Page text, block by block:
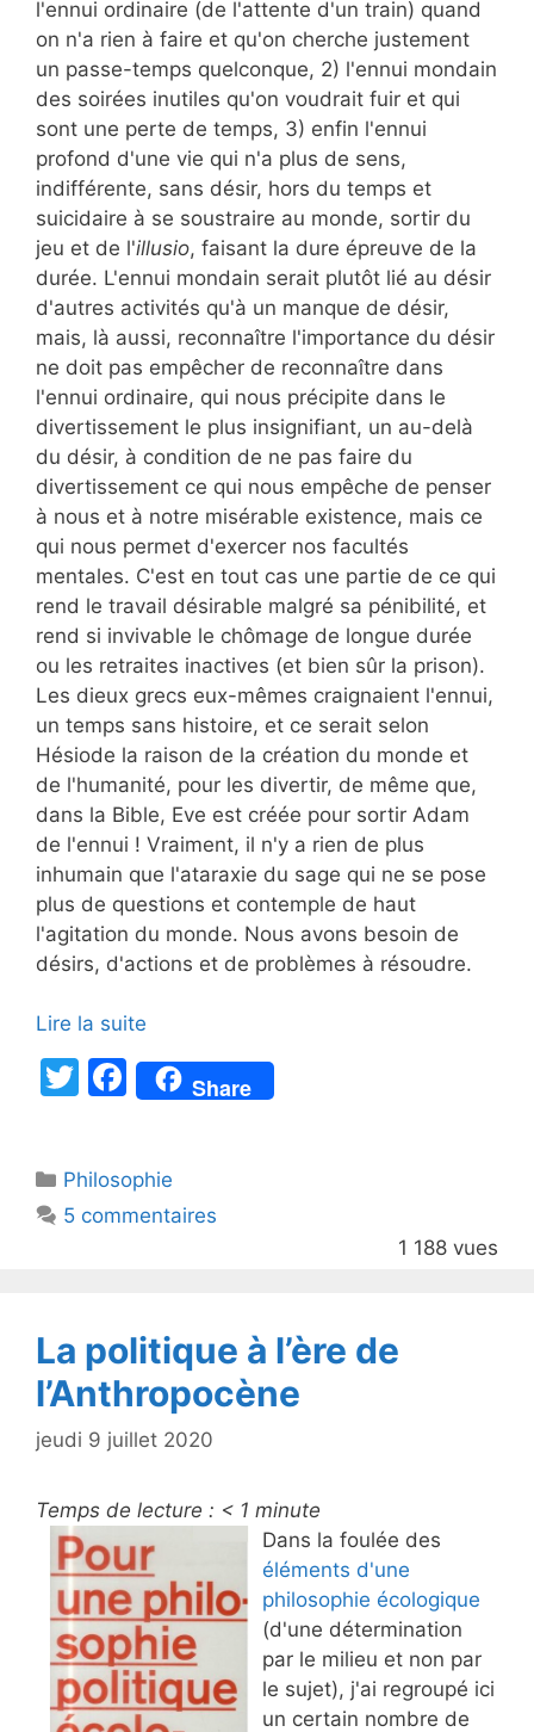
l'ennui ordinaire (de l'attente d'un train) quand
on n'a rien à faire et qu'on cherche justement
un passe-temps quelconque, 2) l'ennui mondain
des soirées inutiles qu'on voudrait fuir et qui
sont une perte de temps, 3) enfin l'ennui
profond d'une vie qui n'a plus de sens,
indifférente, sans désir, hors du temps et
suicidaire à se soustraire au monde, sortir du
jeu et de l'illusio, faisant la dure épreuve de la
durée. L'ennui mondain serait plutôt lié au désir
d'autres activités qu'à un manque de désir,
mais, là aussi, reconnaître l'importance du désir
ne doit pas empêcher de reconnaître dans
l'ennui ordinaire, qui nous précipite dans le
divertissement le plus insignifiant, un au-delà
du désir, à condition de ne pas faire du
divertissement ce qui nous empêche de penser
à nous et à notre misérable existence, mais ce
qui nous permet d'exercer nos facultés
mentales. C'est en tout cas une partie de ce qui
rend le travail désirable malgré sa pénibilité, et
rend si invivable le chômage de longue durée
ou les retraites inactives (et bien sûr la prison).
Les dieux grecs eux-mêmes craignaient l'ennui,
un temps sans histoire, et ce serait selon
Hésiode la raison de la création du monde et
de l'humanité, pour les divertir, de même que,
dans la Bible, Eve est créée pour sortir Adam
de l'ennui ! Vraiment, il n'y a rien de plus
inhumain que l'ataraxie du sage qui ne se pose
plus de questions et contemple de haut
l'agitation du monde. Nous avons besoin de
désirs, d'actions et de problèmes à résoudre.
Lire la suite
T
er
F
a
e
b
k
Share
Catégories
Philosophie
5 commentaires
1 188 vues
La politique à l’ère de
l’Anthropocène
jeudi 9 juillet 2020
Temps de lecture : < 1 minute
Dans la foulée des
éléments d'une
philosophie écologique
(d'une détermination
par le milieu et non par
le sujet), j'ai regroupé ici
un certain nombre de